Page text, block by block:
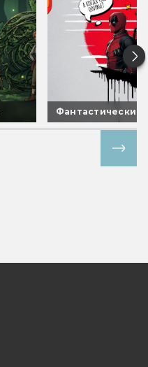
Фантастические